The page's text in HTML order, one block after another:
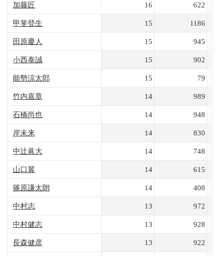
加藤匠 16 622
甲斐登生 15 1186
田原慶人 15 945
小西泰誠 15 902
能勢涼太郎 15 79
竹内嘉章 14 989
石橋尚也 14 948
岸未来 14 830
中辻眞大 14 748
山口翼 14 615
篠原謙太朗 14 408
中村志 13 972
中村健志 13 928
長森健彦 13 922